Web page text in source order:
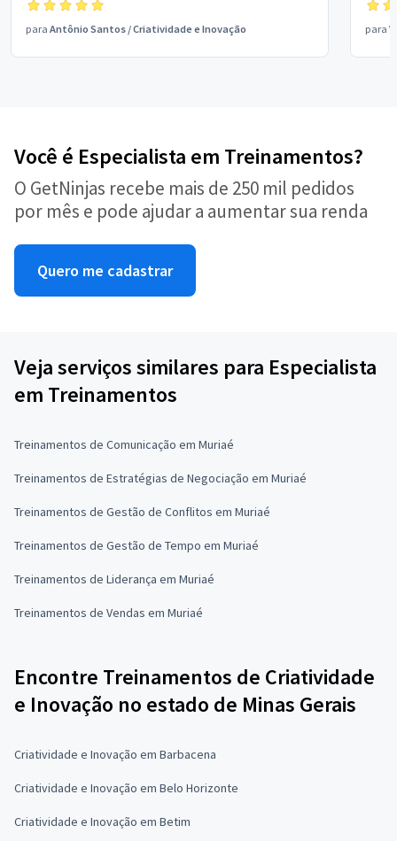
para Antônio Santos /Criatividade e Inovação para
Você é Especialista em Treinamentos?
O GetNinjas recebe mais de 250 mil pedidos
por mês e pode ajudar a aumentar sua renda
Quero me cadastrar
Veja serviços similares para Especialista
em Treinamentos
Treinamentos de Comunicação em Muriaé
Treinamentos de Estratégias de Negociação em Muriaé
Treinamentos de Gestão de Conflitos em Muriaé
Treinamentos de Gestão de Tempo em Muriaé
Treinamentos de Liderança em Muriaé
Treinamentos de Vendas em Muriaé
Encontre Treinamentos de Criatividade
e Inovação no estado de Minas Gerais
Criatividade e Inovação em Barbacena
Criatividade e Inovação em Belo Horizonte
Criatividade e Inovação em Betim